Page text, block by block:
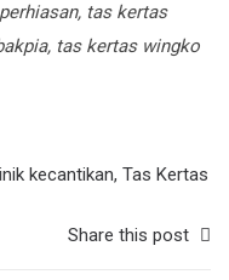
tas kertas
tas kertas wingko
kecantikan, Tas Kertas
Share this post